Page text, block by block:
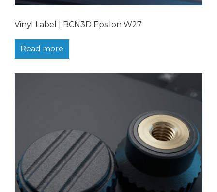
Vinyl Label | BCN3D Epsilon W27
Read more